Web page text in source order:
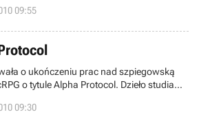
09:55
o ukończeniu prac nad szpiegowską
o tytule Alpha Protocol. Dzieło studia
dzięki temu na półki europejskich
planem, czyli 28 maja. Trzy dni
09:30